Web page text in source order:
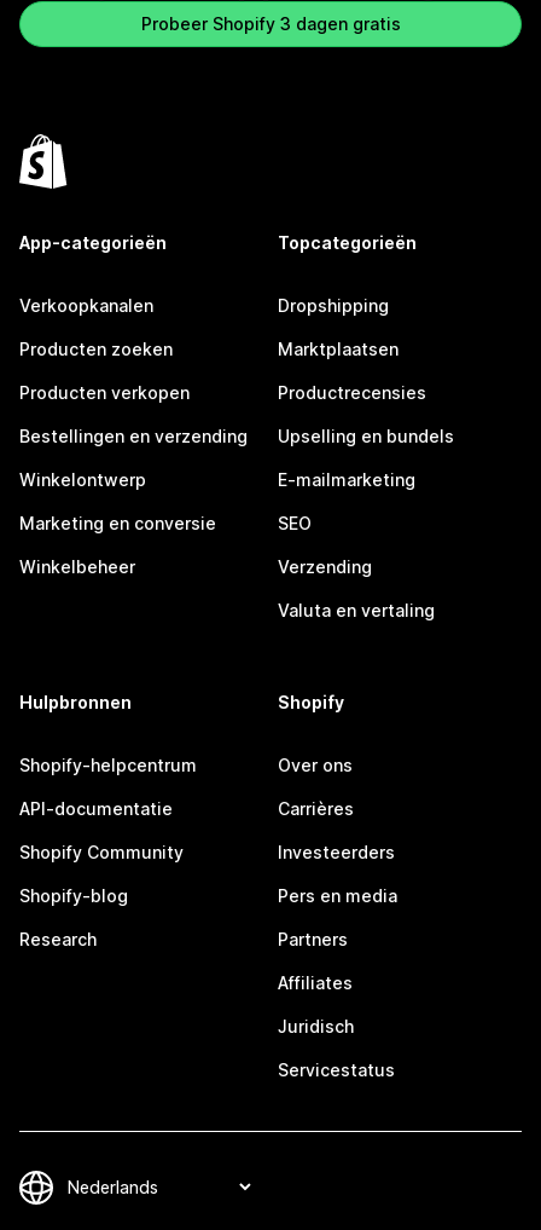
Probeer Shopify 3 dagen gratis
App-categorieën
Verkoopkanalen
Producten zoeken
Producten verkopen
Bestellingen en verzending
Winkelontwerp
Marketing en conversie
Winkelbeheer
Topcategorieën
Dropshipping
Marktplaatsen
Productrecensies
Upselling en bundels
E-mailmarketing
SEO
Verzending
Valuta en vertaling
Hulpbronnen
Shopify-helpcentrum
API-documentatie
Shopify Community
Shopify-blog
Research
Shopify
Over ons
Carrières
Investeerders
Pers en media
Partners
Affiliates
Juridisch
Servicestatus